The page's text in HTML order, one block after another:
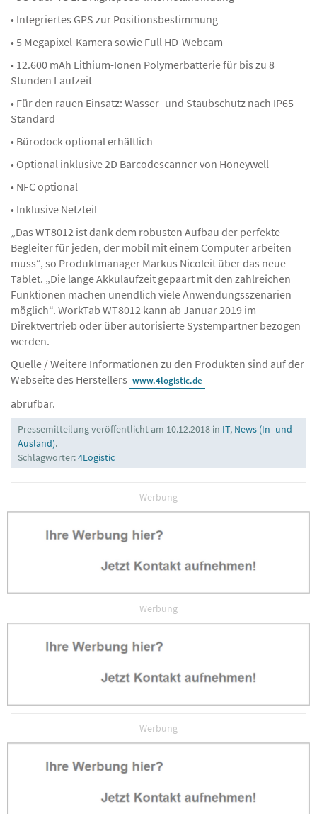
• Integriertes GPS zur Positionsbestimmung
• 5 Megapixel-Kamera sowie Full HD-Webcam
• 12.600 mAh Lithium-Ionen Polymerbatterie für bis zu 8
Stunden Laufzeit
• Für den rauen Einsatz: Wasser- und Staubschutz nach IP65
Standard
• Bürodock optional erhältlich
• Optional inklusive 2D Barcodescanner von Honeywell
• NFC optional
• Inklusive Netzteil
„Das WT8012 ist dank dem robusten Aufbau der perfekte
Begleiter für jeden, der mobil mit einem Computer arbeiten
muss“, so Produktmanager Markus Nicoleit über das neue
Tablet. „Die lange Akkulaufzeit gepaart mit den zahlreichen
Funktionen machen unendlich viele Anwendungsszenarien
möglich“. WorkTab WT8012 kann ab Januar 2019 im
Direktvertrieb oder über autorisierte Systempartner bezogen
werden.
Quelle / Weitere Informationen zu den Produkten sind auf der
Webseite des Herstellers www.4logistic.de
abrufbar.
Pressemitteilung veröffentlicht am 10.12.2018 in IT, News (In- und
Ausland).
Schlagwörter:4Logistic
Werbung
Werbung
Werbung